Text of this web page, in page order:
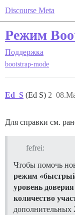
Discourse Meta
Режим
Поддержка
bootstrap-mode
Ed_S (Ed S) 2
Для справки см.
fefrei:
Чтобы помочь
режим
уровень
количество
дополнительных